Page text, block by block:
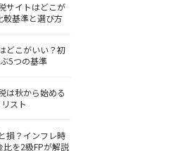
サイトはどこが
較基準と選び方
どこがいい？初
5つの基準
は秋から始める
スト
損？インフレ時
を2級FPが解説